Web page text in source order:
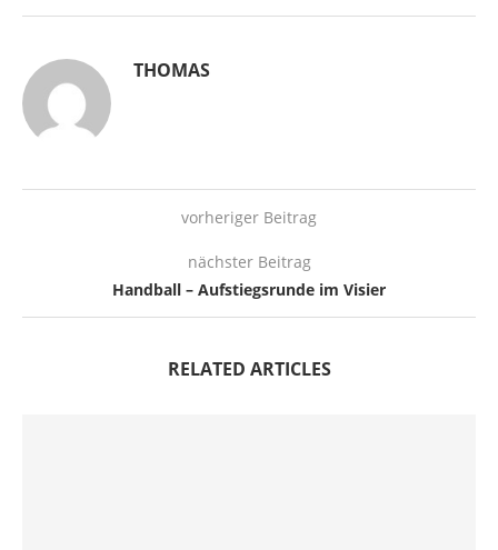
THOMAS
vorheriger Beitrag
nächster Beitrag
Handball – Aufstiegsrunde im Visier
RELATED ARTICLES